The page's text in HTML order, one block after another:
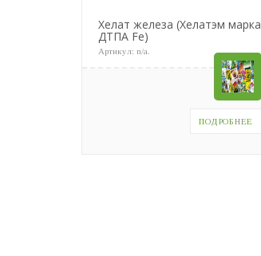
Хелат железа (Хелатэм марка
ДТПА Fe)
Артикул: n/a
ПОДРОБНЕЕ